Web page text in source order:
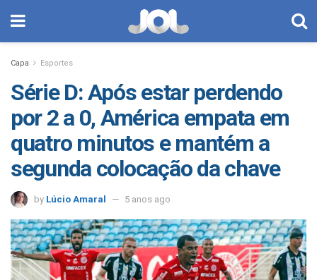
Capa Esportes
Série D: Após estar perdendo
por 2 a 0, América empata em
quatro minutos e mantém a
segunda colocação da chave
by Lúcio Amaral 5 anos ago